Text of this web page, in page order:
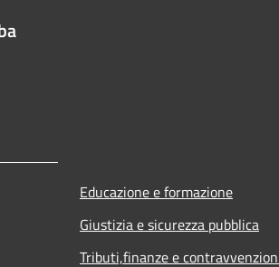
Educazione e formazione
Giustizia e sicurezza pubblica
Tributi,finanze e